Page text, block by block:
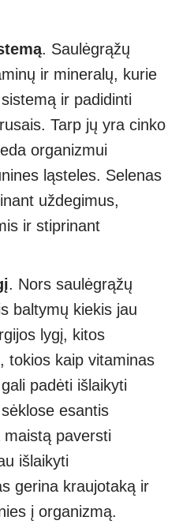
. Saulėgrąžų
ir mineralų, kurie
ir padidinti
Tarp jų yra cinko
organizmui
ląsteles. Selenas
uždegimus,
ir stiprinant
. Nors saulėgrąžų
baltymų kiekis jau
lygį, kitos
tokios kaip vitaminas
padėti išlaikyti
esantis
paversti
išlaikyti
gerina kraujotaką ir
į organizmą.